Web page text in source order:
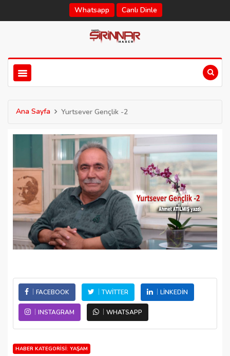
Whatsapp Canlı Dinle
Ana Sayfa Yurtsever Gençlik -2
FACEBOOK TWITTER LINKEDIN
INSTAGRAM WHATSAPP
HABER KATEGORISI: YAŞAM